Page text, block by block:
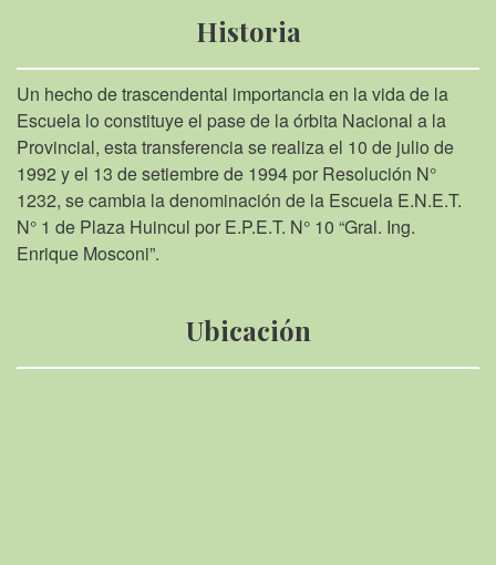
Historia
Un hecho de trascendental importancia en la vida de la
Escuela lo constituye el pase de la órbita Nacional a la
Provincial, esta transferencia se realiza el 10 de julio de
1992 y el 13 de setiembre de 1994 por Resolución N°
1232, se cambia la denominación de la Escuela E.N.E.T.
N° 1 de Plaza Huincul por E.P.E.T. N° 10 “Gral. Ing.
Enrique Mosconi”.
Ubicación